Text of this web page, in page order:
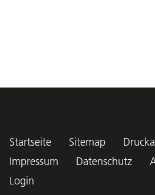
Startseite Sitemap
Impressum
Datenschutz
Login